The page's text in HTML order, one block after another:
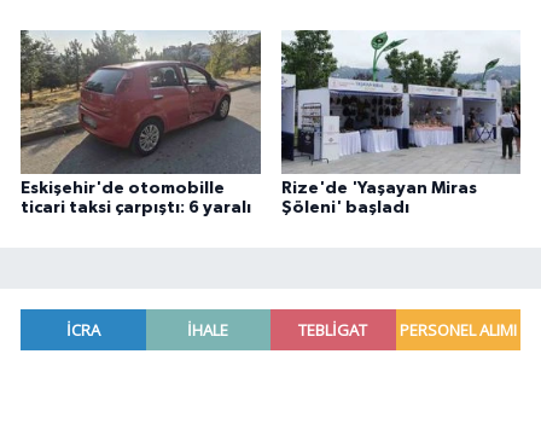
Eskişehir'de otomobille
ticari taksi çarpıştı: 6 yaralı
Rize'de 'Yaşayan Miras
Şöleni' başladı